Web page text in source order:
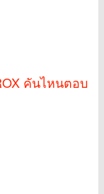
คันไหนตอบ